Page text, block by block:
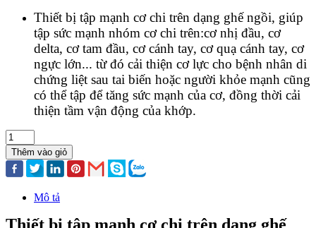
Thiết bị tập mạnh cơ chi trên dạng ghế ngồi, giúp
tập sức mạnh nhóm cơ chi trên:cơ nhị đầu, cơ
delta, cơ tam đầu, cơ cánh tay, cơ quạ cánh tay, cơ
ngực lớn... từ đó cải thiện cơ lực cho bệnh nhân di
chứng liệt sau tai biến hoặc người khỏe mạnh cũng
có thể tập để tăng sức mạnh của cơ, đồng thời cải
thiện tầm vận động của khớp.
Thêm vào giỏ
Mô tả